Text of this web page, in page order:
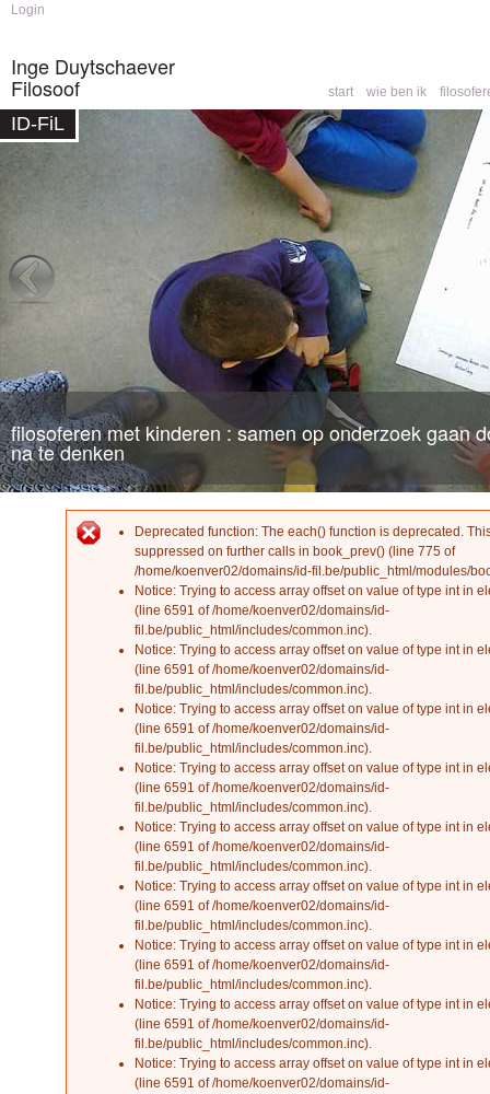
Skip to
Skip to
Login
Inge Duytschaever
Filosoof
Main menu
start wie ben ik
You are here
Home»opleidingen
ID-FiL
filosoferen met kinderen : samen op onderzoek gaan
na te denken
filosofische counseling: een partner om mee te
Error message
Deprecated function: The each() function is deprecated.
suppressed on further calls in book_prev() (line 775 of
/home/koenver02/domains/id-fil.be/public_html/modules/
Notice: Trying to access array offset on value of type int in
(line 6591 of/home/koenver02/domains/id-
fil.be/public_html/includes/common.inc).
Notice: Trying to access array offset on value of type int in
(line 6591 of/home/koenver02/domains/id-
fil.be/public_html/includes/common.inc).
Notice: Trying to access array offset on value of type int in
(line 6591 of/home/koenver02/domains/id-
fil.be/public_html/includes/common.inc).
Notice: Trying to access array offset on value of type int in
(line 6591 of/home/koenver02/domains/id-
fil.be/public_html/includes/common.inc).
Notice: Trying to access array offset on value of type int in
(line 6591 of/home/koenver02/domains/id-
fil.be/public_html/includes/common.inc).
Notice: Trying to access array offset on value of type int in
(line 6591 of/home/koenver02/domains/id-
fil.be/public_html/includes/common.inc).
Notice: Trying to access array offset on value of type int in
(line 6591 of/home/koenver02/domains/id-
fil.be/public_html/includes/common.inc).
Notice: Trying to access array offset on value of type int in
(line 6591 of/home/koenver02/domains/id-
fil.be/public_html/includes/common.inc).
Notice: Trying to access array offset on value of type int in
(line 6591 of/home/koenver02/domains/id-